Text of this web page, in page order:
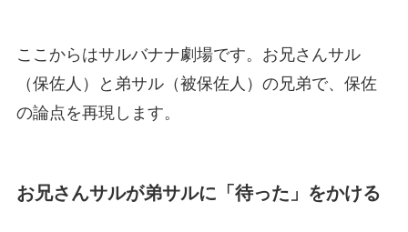
ここからはサルバナナ劇場です。お兄さんサル
（保佐人）と弟サル（被保佐人）の兄弟で、保佐
の論点を再現します。
お兄さんサルが弟サルに「待った」をかける